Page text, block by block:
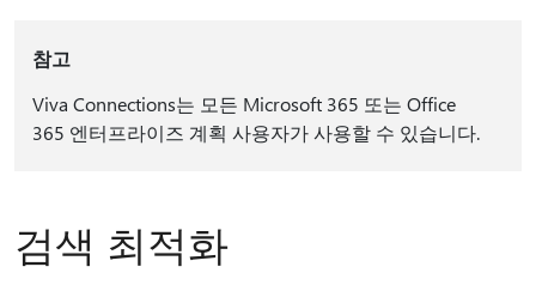
참고
Viva Connections는 모든 Microsoft 365 또는 Office
365 엔터프라이즈 계획 사용자가 사용할 수 있습니다.
검색 최적화